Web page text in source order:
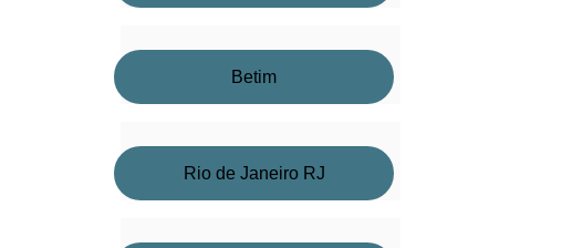
Betim
Rio de Janeiro RJ